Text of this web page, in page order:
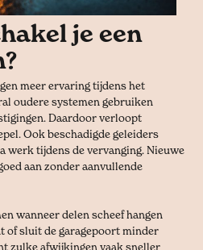
je een
meer ervaring tijdens het
oudere systemen gebruiken
Daardoor verloopt
Ook beschadigde geleiders
werk tijdens de vervanging. Nieuwe
aan zonder aanvullende
wanneer delen scheef hangen
of sluit de garagepoort minder
zulke afwijkingen vaak sneller